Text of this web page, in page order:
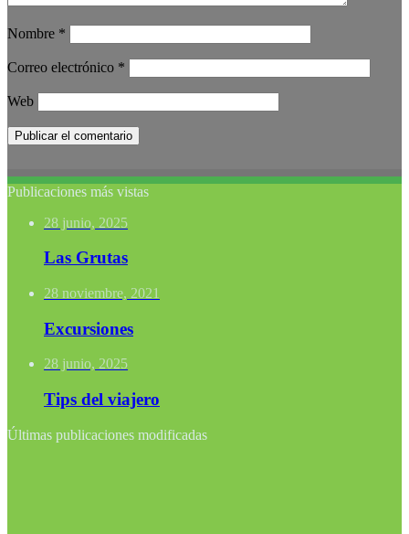
Nombre *
Correo electrónico *
Web
Publicaciones más vistas
28 junio, 2025
Las Grutas
28 noviembre, 2021
Excursiones
28 junio, 2025
Tips del viajero
Últimas publicaciones modificadas